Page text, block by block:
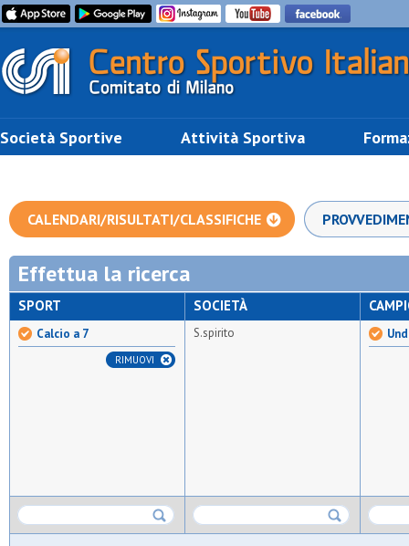
Società Sportive Attività Sportiva
CALENDARI/RISULTATI/CLASSIFICHE
Effettua la ricerca
SPORT
Calcio a 7
RIMUOVI
SOCIETÀ
S.spirito